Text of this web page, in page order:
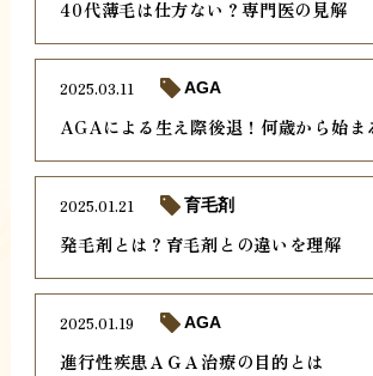
40代薄毛は仕方ない？専門医の見解
AGAによる生え際後退！何歳から始ま
2025.03.11 AGA
発毛剤とは？育毛剤との違いを理解
2025.01.21 育毛剤
進行性疾患ＡＧＡ治療の目的とは
2025.01.19 AGA